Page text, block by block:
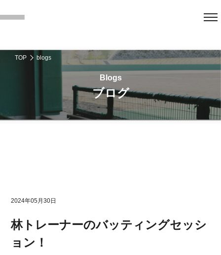
TOP blogs
ブログ
2024年05月30日
林トレーナーのバッティングセッシ
ョン！